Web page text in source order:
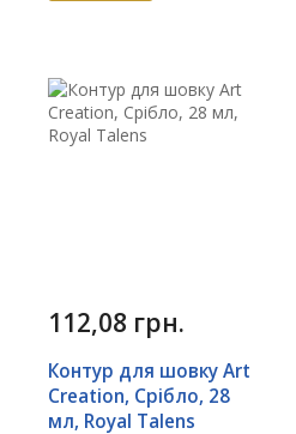
112,08 грн.
Контур для шовку Art
Creation, Срібло, 28
мл, Royal Talens